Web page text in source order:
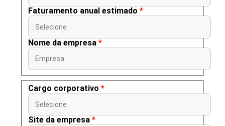
Faturamento anual estimado *
Selecione
Nome da empresa *
Empresa
Cargo corporativo *
Selecione
Site da empresa *